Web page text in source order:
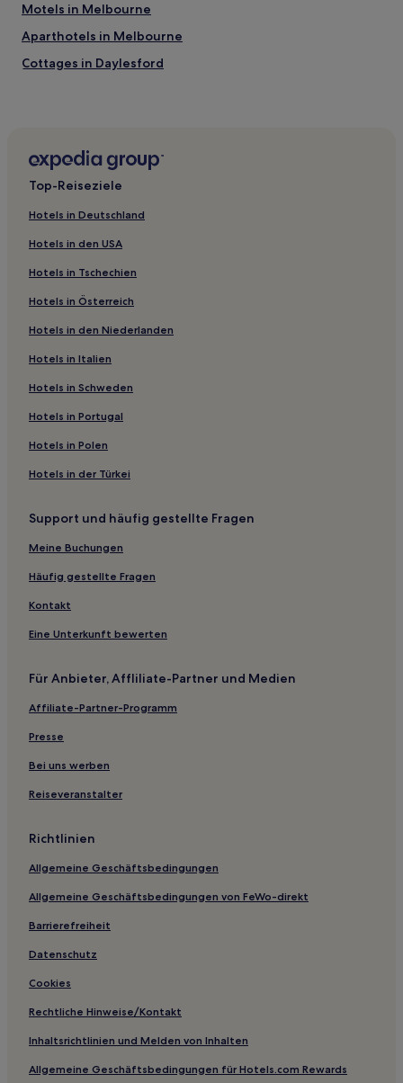
Motels in Melbourne
Aparthotels in Melbourne
Cottages in Daylesford
Luxus in West Melbourne
Hotels mit Pool in East Melbourne
Luxus in East Melbourne
Hotels mit Küchenzeile in East Melbourne
Hotels mit Parkplatz in Sandringham
Hotels mit Parkplatz in Red Hill
Hotels mit Pool nahe Half Moon Beach
Hotels mit Parkplatz in Sanctuary Lakes
Familien nahe East End Theatre District
Hotels mit Pool in Torquay
Luxus in Torquay
Hotels mit Küchenzeile in Rosebud
Familien in Daylesford
Business in Daylesford
Haustierfreundliche in Daylesford
Luxus in Daylesford
Hotels mit Küchenzeile in Dromana
Hotels mit Parkplatz in Moonee Ponds
Hotels mit Casino in Melbourne
Lgbtqia-Freundliche in Melbourne
Hotels mit inbegriffenem Frühstück in Melbourne
Haustierfreundliche in Melbourne
Business in Northern Suburbs
Hotels mit Parkplatz in Macedon
Luxus in Sorrento
Hotels mit Parkplatz in Sorrento
Familien in Point Lonsdale
Luxus in Fitzroy
Familien nahe Flinders Lane
Hotels mit Parkplatz in Hampton
Top-Reiseziele
Hotels in Deutschland
Hotels in den USA
Hotels in Tschechien
Hotels in Österreich
Hotels in den Niederlanden
Hotels in Italien
Hotels in Schweden
Hotels in Portugal
Hotels in Polen
Hotels in der Türkei
Support und häufig gestellte Fragen
Meine Buchungen
Häufig gestellte Fragen
Kontakt
Eine Unterkunft bewerten
Für Anbieter, Affliliate-Partner und Medien
Affiliate-Partner-Programm
Presse
Bei uns werben
Reiseveranstalter
Richtlinien
Allgemeine Geschäftsbedingungen
Allgemeine Geschäftsbedingungen von FeWo-direkt
Barrierefreiheit
Datenschutz
Cookies
Rechtliche Hinweise/Kontakt
Inhaltsrichtlinien und Melden von Inhalten
Allgemeine Geschäftsbedingungen für Hotels.com Rewards